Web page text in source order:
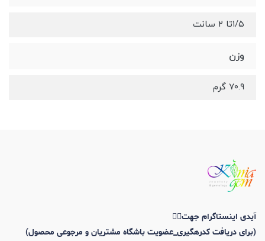
۱/۵تا ۲ سانت
وزن
۷۰.۹ گرم
آیدی اینستاگرام جهت👇🏼
(برای دریافت کدرهگیری_عضویت باشگاه مشتریان و مرجوعی محصول)